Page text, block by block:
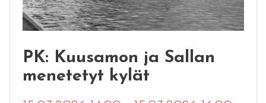
PK: Kuusamon ja Sallan
menetetyt kylät